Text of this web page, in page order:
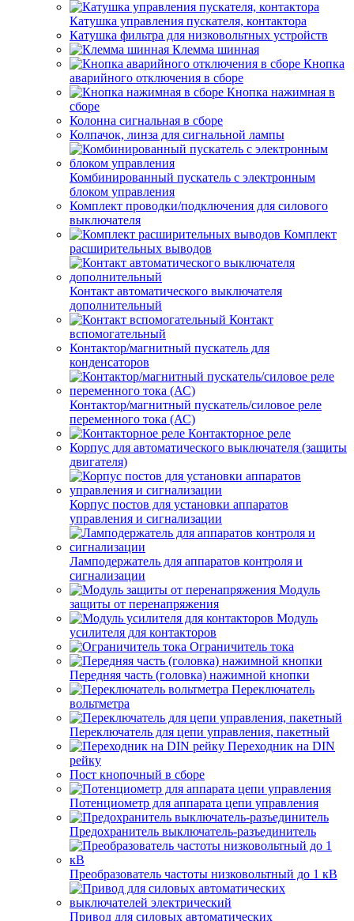
Катушка управления пускателя, контактора
Катушка фильтра для низковольтных устройств
Клемма шинная
Кнопка
аварийного отключения в сборе
Кнопка нажимная в
сборе
Колонна сигнальная в сборе
Колпачок, линза для сигнальной лампы
Комбинированный пускатель с электронным
блоком управления
Комплект проводки/подключения для силового
выключателя
Комплект
расширительных выводов
Контакт автоматического выключателя
дополнительный
Контакт
вспомогательный
Контактор/магнитный пускатель для
конденсаторов
Контактор/магнитный пускатель/силовое реле
переменного тока (АС)
Контакторное реле
Корпус для автоматического выключателя (защиты
двигателя)
Корпус постов для установки аппаратов
управления и сигнализации
Ламподержатель для аппаратов контроля и
сигнализации
Модуль
защиты от перенапряжения
Модуль
усилителя для контакторов
Ограничитель тока
Передняя часть (головка) нажимной кнопки
Переключатель
вольтметра
Переключатель для цепи управления, пакетный
Переходник на DIN
рейку
Пост кнопочный в сборе
Потенциометр для аппарата цепи управления
Предохранитель выключатель-разъединитель
Преобразователь частоты низковольтный до 1 кВ
Привод для силовых автоматических